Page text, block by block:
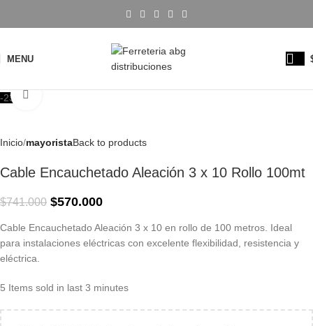
MENU
-23%
Inicio mayoristaBack to products
Cable Encauchetado Aleación 3 x 10 Rollo 100mt
$741.000 $570.000
Cable Encauchetado Aleación 3 x 10 en rollo de 100 metros. Ideal
para instalaciones eléctricas con excelente flexibilidad, resistencia y
eléctrica.
5 Items sold in last 3 minutes